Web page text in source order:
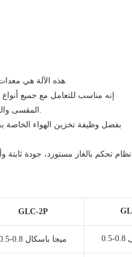
GLC-2P
0.5-0.8 ميجا باسكال